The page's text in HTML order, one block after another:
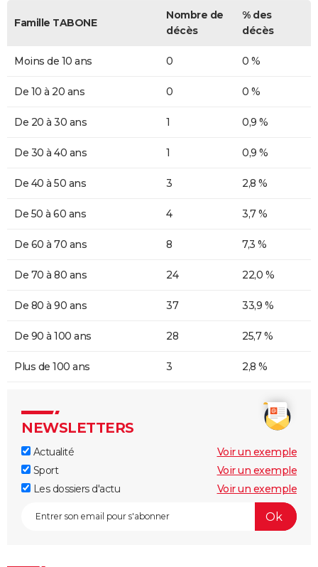
Famille TABONE
Nombre de
décès
% des
décès
Moins de 10 ans 0 0 %
De 10 à 20 ans 0 0 %
De 20 à 30 ans 1 0,9 %
De 30 à 40 ans 1 0,9 %
De 40 à 50 ans 3 2,8 %
De 50 à 60 ans 4 3,7 %
De 60 à 70 ans 8 7,3 %
De 70 à 80 ans 24 22,0 %
De 80 à 90 ans 37 33,9 %
De 90 à 100 ans 28 25,7 %
Plus de 100 ans 3 2,8 %
NEWSLETTERS
Actualité
Voir un exemple
Sport
Voir un exemple
Les dossiers d'actu
Voir un exemple